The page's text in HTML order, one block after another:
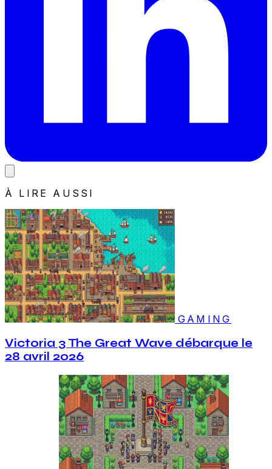
À LIRE AUSSI
GAMING
Victoria 3 The Great Wave débarque le
28 avril 2026